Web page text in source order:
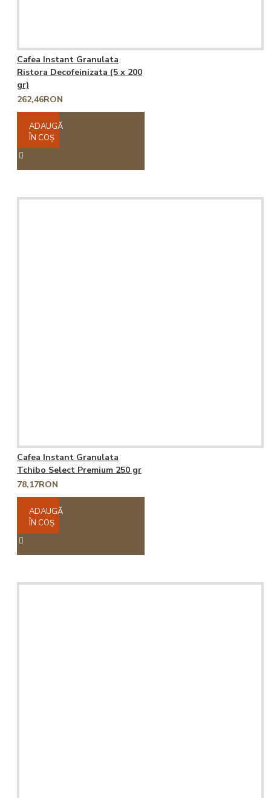
Cafea Instant Granulata
Ristora Decofeinizata (5 x 200
gr)
262,46RON
ADAUGĂ
ÎN COŞ
Cafea Instant Granulata
Tchibo Select Premium 250 gr
78,17RON
ADAUGĂ
ÎN COŞ